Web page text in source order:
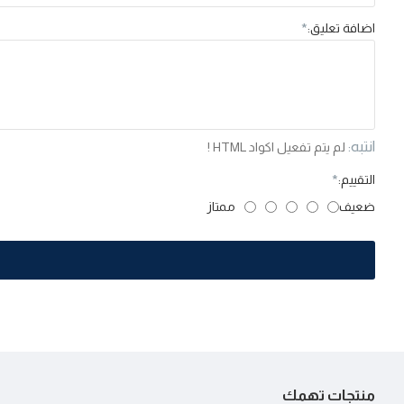
اضافة تعليق:
انتبه: لم يتم تفعيل اكواد HTML !
التقييم:
ضعيف
ممتاز
منتجات تهمك